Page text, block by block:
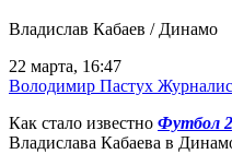
Владислав Кабаев / Динамо
22 марта, 16:47
Володимир Пастух
Как стало известно Футбол
Владислава Кабаева в